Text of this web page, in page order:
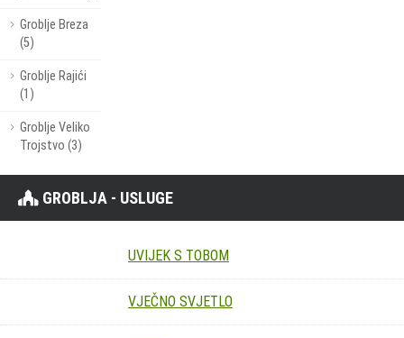
Groblje Breza
(5)
Groblje Rajići
(1)
Groblje Veliko
Trojstvo (3)
GROBLJA - USLUGE
UVIJEK S TOBOM
VJEČNO SVJETLO